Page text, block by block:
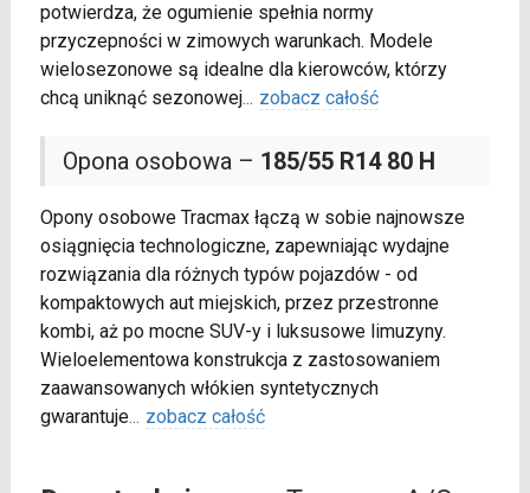
potwierdza, że ogumienie spełnia normy
przyczepności w zimowych warunkach. Modele
wielosezonowe są idealne dla kierowców, którzy
chcą uniknąć sezonowej... zobacz całość
Opona osobowa – 185/55 R14 80 H
Opony osobowe Tracmax łączą w sobie najnowsze
osiągnięcia technologiczne, zapewniając wydajne
rozwiązania dla różnych typów pojazdów - od
kompaktowych aut miejskich, przez przestronne
kombi, aż po mocne SUV-y i luksusowe limuzyny.
Wieloelementowa konstrukcja z zastosowaniem
zaawansowanych włókien syntetycznych
gwarantuje... zobacz całość